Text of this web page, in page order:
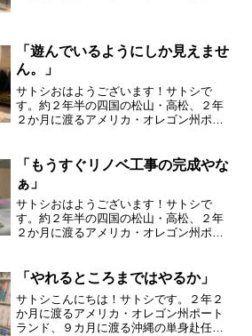
て、２０２１年３月９日より東...
「遊んでいるようにしか見えませ
ん。」
サトシおはようございます！サトシで
す。約２年半の四国の松山・高松、２年
２か月に渡るアメリカ・オレゴン州ポー
間のサラリーマン人生に終止符を打っ
て、２０２１年３月９日より東...
「もうすぐリノベ工事の完成やな
ぁ」
サトシおはようございます！サトシで
す。約２年半の四国の松山・高松、２年
２か月に渡るアメリカ・オレゴン州ポー
間のサラリーマン人生に終止符を打ちま
した。２０２１年３月９日よ...
「やれるところまではやるか」
サトシこんにちは！サトシです。２年２
か月に渡るアメリカ・オレゴン州ポート
ランド、９カ月に渡る沖縄の単身赴任の